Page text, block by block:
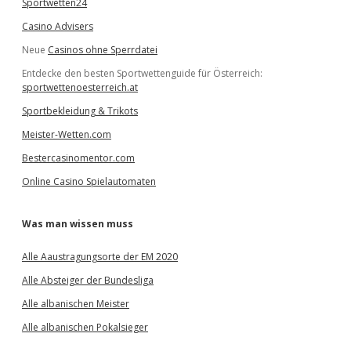
Sportwetten24
Casino Advisers
Neue Casinos ohne Sperrdatei
Entdecke den besten Sportwettenguide für Österreich:
sportwettenoesterreich.at
Sportbekleidung & Trikots
Meister-Wetten.com
Bestercasinomentor.com
Online Casino Spielautomaten
Was man wissen muss
Alle Aaustragungsorte der EM 2020
Alle Absteiger der Bundesliga
Alle albanischen Meister
Alle albanischen Pokalsieger